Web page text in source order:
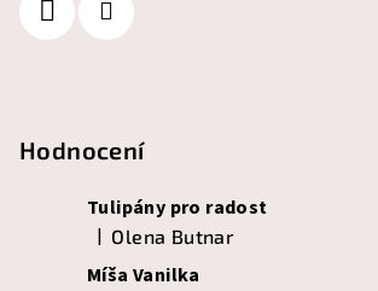
Hodnocení
Tulipány pro radost
Hodnocení produktu je 5 z 5 hvězdiček.
Olena Butnar
Míša Vanilka